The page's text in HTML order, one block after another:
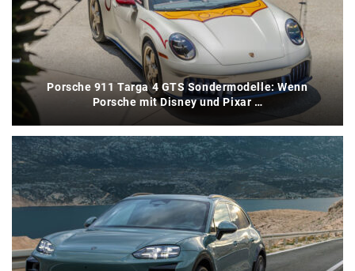
Porsche 911 Targa 4 GTS Sondermodelle: Wenn
Porsche mit Disney und Pixar …